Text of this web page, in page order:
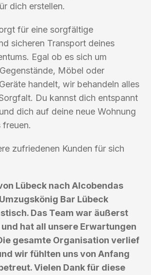
dich erstellen.
für eine sorgfältige
sicheren Transport deines
Egal ob es sich um
Möbel oder
handelt, wir behandeln alles
Du kannst dich entspannt
dich auf deine neue Wohnung
freuen.
zufriedenen Kunden für sich
Lübeck nach Alcobendas
Bar Lübeck
Das Team war äußerst
hat all unsere Erwartungen
gesamte Organisation verlief
wir fühlten uns von Anfang
Vielen Dank für diese